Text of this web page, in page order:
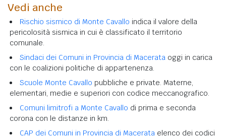
Vedi anche
Rischio sismico di Monte Cavallo indica il valore della
pericolosità sismica in cui è classificato il territorio
comunale.
Sindaci dei Comuni in Provincia di Macerata oggi in carica
con le coalizioni politiche di appartenenza.
Scuole Monte Cavallo pubbliche e private. Materne,
elementari, medie e superiori con codice meccanografico.
Comuni limitrofi a Monte Cavallo di prima e seconda
corona con le distanze in km.
CAP dei Comuni in Provincia di Macerata elenco dei codici